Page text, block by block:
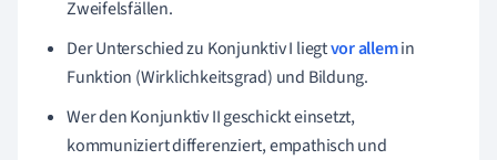
Zweifelsfällen.
Der Unterschied zu Konjunktiv I liegtvor allemin
Funktion (Wirklichkeitsgrad) und Bildung.
Wer den Konjunktiv II geschickt einsetzt,
kommuniziert differenziert, empathisch und